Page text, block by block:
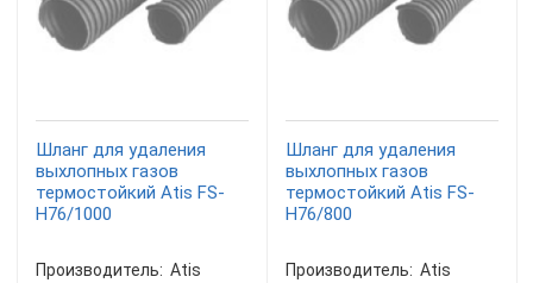
Шланг для удаления
выхлопных газов
термостойкий Atis FS-
H76/1000
Производитель: Atis
Шланг для удаления
выхлопных газов
термостойкий Atis FS-
H76/800
Производитель: Atis